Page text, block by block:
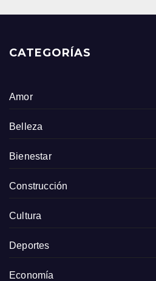
CATEGORÍAS
Amor
Belleza
Bienestar
Construcción
Cultura
Deportes
Economía